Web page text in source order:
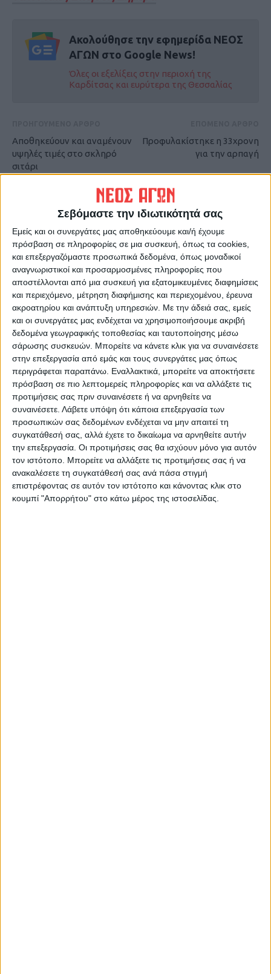
Σεβόμαστε την ιδιωτικότητά σας
Εμείς και οι συνεργάτες μας αποθηκεύουμε και/ή έχουμε
πρόσβαση σε πληροφορίες σε μια συσκευή, όπως τα cookies,
και επεξεργαζόμαστε προσωπικά δεδομένα, όπως μοναδικοί
αναγνωριστικοί και προσαρμοσμένες πληροφορίες που
αποστέλλονται από μια συσκευή για εξατομικευμένες διαφημίσεις
και περιεχόμενο, μέτρηση διαφήμισης και περιεχομένου, έρευνα
ακροατηρίου και ανάπτυξη υπηρεσιών. Με την άδειά σας, εμείς
και οι συνεργάτες μας ενδέχεται να χρησιμοποιήσουμε ακριβή
δεδομένα γεωγραφικής τοποθεσίας και ταυτοποίησης μέσω
σάρωσης συσκευών. Μπορείτε να κάνετε κλικ για να συναινέσετε
στην επεξεργασία από εμάς και τους συνεργάτες μας όπως
περιγράφεται παραπάνω. Εναλλακτικά, μπορείτε να αποκτήσετε
πρόσβαση σε πιο λεπτομερείς πληροφορίες και να αλλάξετε τις
προτιμήσεις σας πριν συναινέσετε ή να αρνηθείτε να
συναινέσετε. Λάβετε υπόψη ότι κάποια επεξεργασία των
προσωπικών σας δεδομένων ενδέχεται να μην απαιτεί τη
συγκατάθεσή σας, αλλά έχετε το δικαίωμα να αρνηθείτε αυτήν
την επεξεργασία. Οι προτιμήσεις σας θα ισχύουν μόνο για αυτόν
τον ιστότοπο. Μπορείτε να αλλάξετε τις προτιμήσεις σας ή να
ανακαλέσετε τη συγκατάθεσή σας ανά πάσα στιγμή
επιστρέφοντας σε αυτόν τον ιστότοπο και κάνοντας κλικ στο
κουμπί "Απορρήτου" στο κάτω μέρος της ιστοσελίδας.
Ακολούθησε την εφημερίδα ΝΕΟΣ
ΑΓΩΝ στο Google News!
Όλες οι εξελίξεις στην περιοχή της
Καρδίτσας και ευρύτερα της Θεσσαλίας
Αποθηκεύουν και αναμένουν
υψηλές τιμές στο σκληρό
σιτάρι
Προφυλακίστηκε η 33χρονη
για την αρπαγή
ΝΕΟΣ ΑΓΩΝ
https://neosagon.gr
Η Αρχαιότερη Καθημερινή Πρωινή Εφημερίδα της Καρδίτσας
ΠΑΡΟΜΟΙΑ ΑΡΘΡΑ